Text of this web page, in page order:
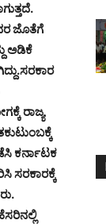
ಜೊತೆಗೆ
ಅಡಿಕೆ
ರಾಜ್ಯ
ಕರ್ನಾಟಕ
ಸರಕಾರಕ್ಕೆ